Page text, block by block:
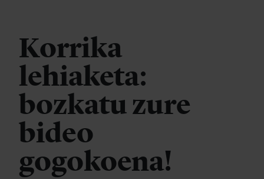
Korrika
lehiaketa:
bozkatu zure
bideo
gogokoena!